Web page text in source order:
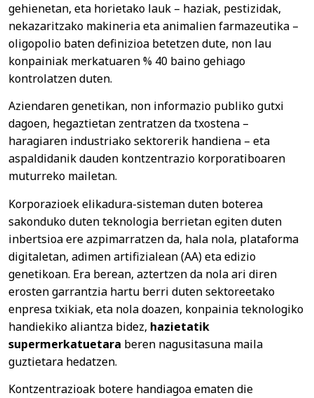
gehienetan, eta horietako lauk – haziak, pestizidak,
nekazaritzako makineria eta animalien farmazeutika –
oligopolio baten definizioa betetzen dute, non lau
konpainiak merkatuaren % 40 baino gehiago
kontrolatzen duten.
Aziendaren genetikan, non informazio publiko gutxi
dagoen, hegaztietan zentratzen da txostena –
haragiaren industriako sektorerik handiena – eta
aspaldidanik dauden kontzentrazio korporatiboaren
muturreko mailetan.
Korporazioek elikadura-sisteman duten boterea
sakonduko duten teknologia berrietan egiten duten
inbertsioa ere azpimarratzen da, hala nola, plataforma
digitaletan, adimen artifizialean (AA) eta edizio
genetikoan. Era berean, aztertzen da nola ari diren
erosten garrantzia hartu berri duten sektoreetako
enpresa txikiak, eta nola doazen, konpainia teknologiko
handiekiko aliantza bidez, hazietatik
supermerkatuetara beren nagusitasuna maila
guztietara hedatzen.
Kontzentrazioak botere handiagoa ematen die